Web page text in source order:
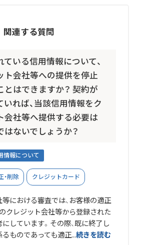
関連する質問
ている信用情報について、
ト会社等への提供を停止
とはできますか？ 契約が
いれば、当該信用情報をク
会社等へ提供する必要は
はないでしょうか？
情報について
・削除 クレジットカード
における審査では、お客様の適正
クレジット会社等から登録された
しています。その際、既に終了し
ものであっても適正...続きを読む